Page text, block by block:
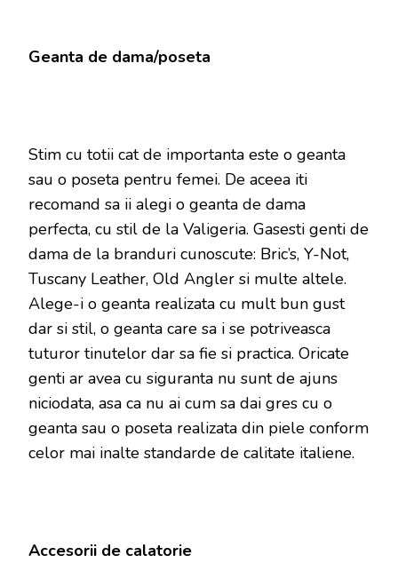
Geanta de dama/poseta
Stim cu totii cat de importanta este o geanta
sau o poseta pentru femei. De aceea iti
recomand sa ii alegi o geanta de dama
perfecta, cu stil de la Valigeria. Gasesti genti de
dama de la branduri cunoscute: Bric’s, Y-Not,
Tuscany Leather, Old Angler si multe altele.
Alege-i o geanta realizata cu mult bun gust
dar si stil, o geanta care sa i se potriveasca
tuturor tinutelor dar sa fie si practica. Oricate
genti ar avea cu siguranta nu sunt de ajuns
niciodata, asa ca nu ai cum sa dai gres cu o
geanta sau o poseta realizata din piele conform
celor mai inalte standarde de calitate italiene.
Accesorii de calatorie